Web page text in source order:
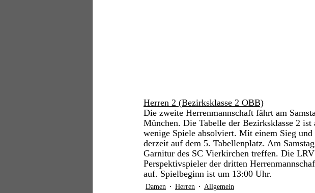
Herren 2 (Bezirksklasse 2 OBB)
Die zweite Herrenmannschaft fährt am
München. Die Tabelle der Bezirksklasse 2
wenige Spiele absolviert. Mit einem Sieg
derzeit auf dem 5. Tabellenplatz. Am
Garnitur des SC Vierkirchen treffen. Die
Perspektivspieler der dritten
auf. Spielbeginn ist um 13:00 Uhr.
Damen Herren Allgemein